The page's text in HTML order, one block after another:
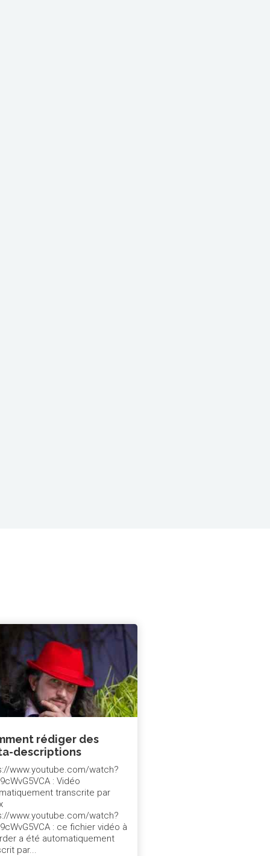
rédiger des
descriptions
www.youtube.com/watch?
: Vidéo
transcrite par
www.youtube.com/watch?
: ce fichier vidéo à
a été automatiquement
par...